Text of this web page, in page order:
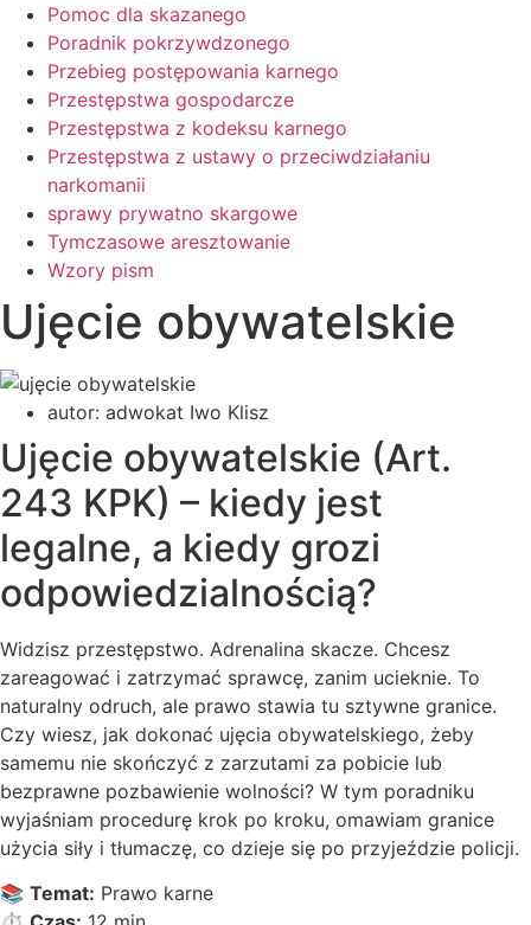
Pomoc dla skazanego
Poradnik pokrzywdzonego
Przebieg postępowania karnego
Przestępstwa gospodarcze
Przestępstwa z kodeksu karnego
Przestępstwa z ustawy o przeciwdziałaniu
narkomanii
sprawy prywatno skargowe
Tymczasowe aresztowanie
Wzory pism
Ujęcie obywatelskie
autor: adwokat Iwo Klisz
Ujęcie obywatelskie (Art.
243 KPK) – kiedy jest
legalne, a kiedy grozi
odpowiedzialnością?
Widzisz przestępstwo. Adrenalina skacze. Chcesz
zareagować i zatrzymać sprawcę, zanim ucieknie. To
naturalny odruch, ale prawo stawia tu sztywne granice.
Czy wiesz, jak dokonać ujęcia obywatelskiego, żeby
samemu nie skończyć z zarzutami za pobicie lub
bezprawne pozbawienie wolności? W tym poradniku
wyjaśniam procedurę krok po kroku, omawiam granice
użycia siły i tłumaczę, co dzieje się po przyjeździe policji.
📚 Temat: Prawo karne